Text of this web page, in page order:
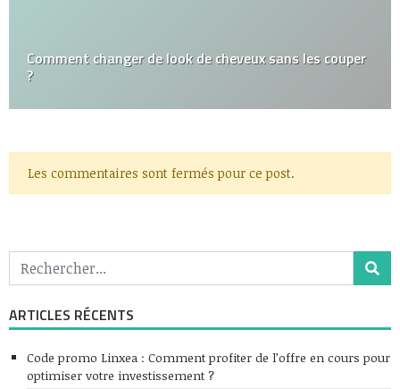
Comment changer de look de cheveux sans les couper
?
Les commentaires sont fermés pour ce post.
ARTICLES RÉCENTS
Code promo Linxea : Comment profiter de l’offre en cours pour
optimiser votre investissement ?